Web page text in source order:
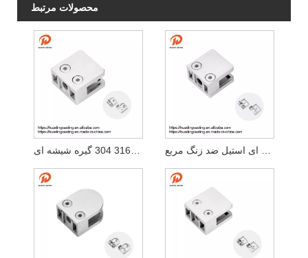
محصولات مرتبط